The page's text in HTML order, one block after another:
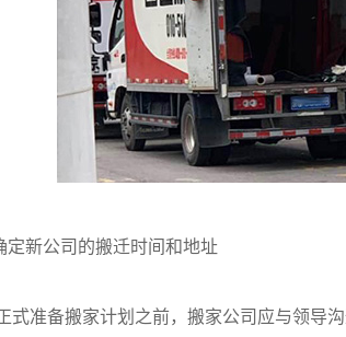
新公司的搬迁时间和地址
准备搬家计划之前，搬家公司应与领导沟